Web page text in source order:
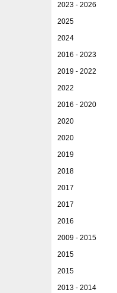
2023 - 2026
2025
2024
2016 - 2023
2019 - 2022
2022
2016 - 2020
2020
2020
2019
2018
2017
2017
2016
2009 - 2015
2015
2015
2013 - 2014